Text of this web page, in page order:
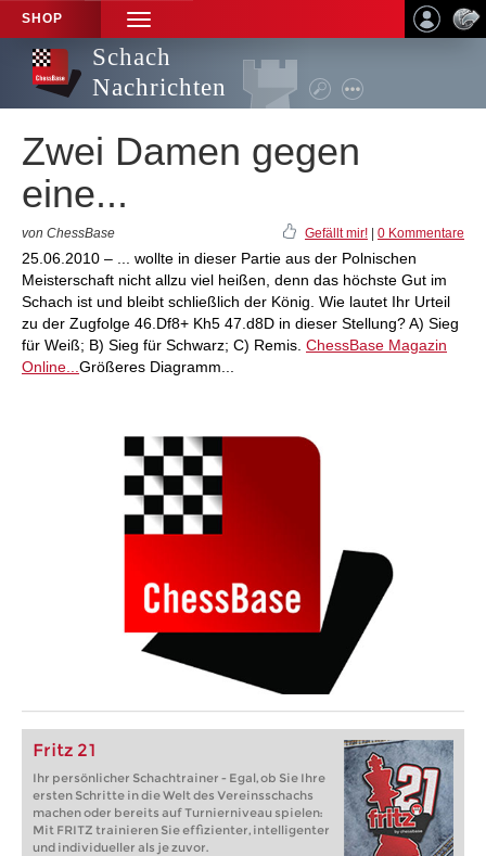
SHOP
TOGGLE
NAVIGATION
Schach
Nachrichten
Zwei Damen gegen
eine...
von ChessBase Gefällt mir! 0 Kommentare
25.06.2010 – ... wollte in dieser Partie aus der Polnischen
Meisterschaft nicht allzu viel heißen, denn das höchste Gut im
Schach ist und bleibt schließlich der König. Wie lautet Ihr Urteil
zu der Zugfolge 46.Df8+ Kh5 47.d8D in dieser Stellung? A) Sieg
für Weiß; B) Sieg für Schwarz; C) Remis. ChessBase Magazin
Online... Größeres Diagramm...
Fritz 21
Ihr persönlicher Schachtrainer - Egal, ob Sie Ihre
ersten Schritte in die Welt des Vereinsschachs
machen oder bereits auf Turnierniveau spielen:
Mit FRITZ trainieren Sie effizienter, intelligenter
und individueller als je zuvor.